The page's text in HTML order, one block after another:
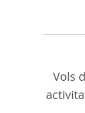
Vols